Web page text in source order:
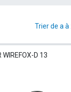
Trier de a à
WIREFOX-D 13